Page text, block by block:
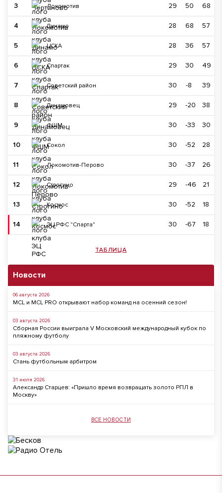
3 Локомотив 29 50 68
4 Динамо 28 68 57
5 ЦСКА 28 36 57
6 Спартак 29 30 49
7 Советский район 30 -8 39
8 Динамовец 29 -20 38
9 ФШМ 30 -33 30
10 Сокол 30 -52 28
11 Локомотив-Перово 30 -37 26
12 Строгино 29 -46 21
13 Космос 30 -52 18
14 ЭЦ РФС "Спарта" 30 -67 18
ТАБЛИЦА
Новости
06 августа 2026
MCL и MCL PRO открывают набор команд на осенний сезон!
03 августа 2026
Сборная России выиграла V Московский международный кубок по
пляжному футболу
03 августа 2026
Стань футбольным арбитром
31 июля 2026
Александр Старцев: «Пришло время возвращать золото РПЛ в
Москву»
ВСЕ НОВОСТИ